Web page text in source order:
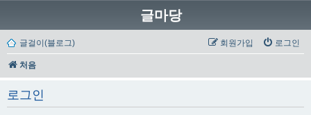
글마당
글걸이(블로그) 로그인
회원가입
처음
로그인